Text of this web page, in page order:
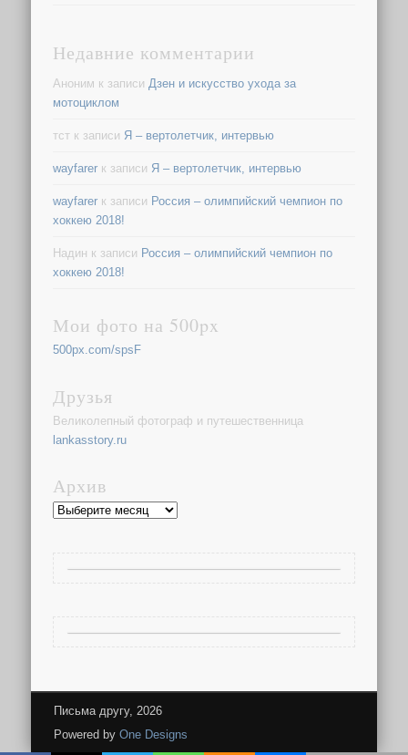
Недавние комментарии
Аноним к записиДзен и искусство ухода за
мотоциклом
тст к записи Я – вертолетчик, интервью
wayfarer к записи Я – вертолетчик, интервью
wayfarer к записи Россия – олимпийский чемпион по
хоккею 2018!
Надин к записи Россия – олимпийский чемпион по
хоккею 2018!
Мои фото на 500px
500px.com/spsF
Друзья
Великолепный фотограф и путешественница
lankasstory.ru
Архив
Архив
Письма другу, 2026
Powered by One Designs